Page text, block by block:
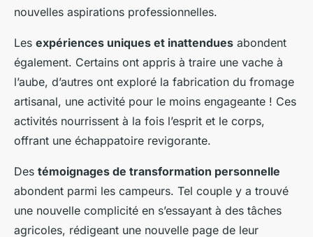
nouvelles aspirations professionnelles.
Les expériences uniques et inattendues abondent
également. Certains ont appris à traire une vache à
l’aube, d’autres ont exploré la fabrication du fromage
artisanal, une activité pour le moins engageante ! Ces
activités nourrissent à la fois l’esprit et le corps,
offrant une échappatoire revigorante.
Des témoignages de transformation personnelle
abondent parmi les campeurs. Tel couple y a trouvé
une nouvelle complicité en s’essayant à des tâches
agricoles, rédigeant une nouvelle page de leur